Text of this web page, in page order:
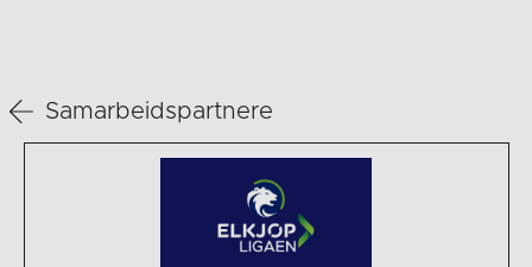
Samarbeidspartnere